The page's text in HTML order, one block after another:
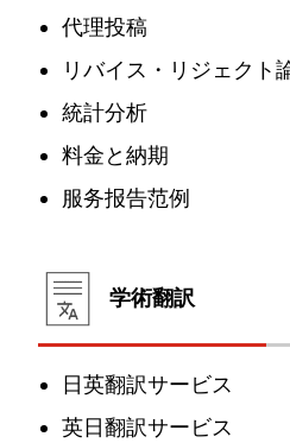
代理投稿
リバイス・リジェクト
統計分析
料金と納期
服务报告范例
学術翻訳
日英翻訳サービス
英日翻訳サービス